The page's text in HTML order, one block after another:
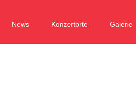
News Konzertorte Galerie